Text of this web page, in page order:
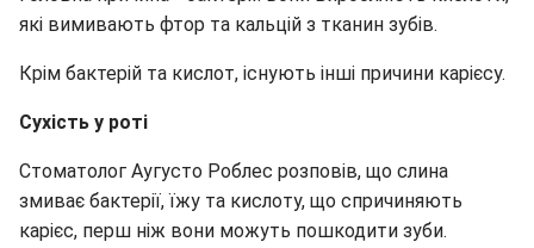
які вимивають фтор та кальцій з тканин зубів.
Крім бактерій та кислот, існують інші причини карієсу.
Сухість у роті
Стоматолог Аугусто Роблес розповів, що слина
змиває бактерії, їжу та кислоту, що спричиняють
карієс, перш ніж вони можуть пошкодити зуби.